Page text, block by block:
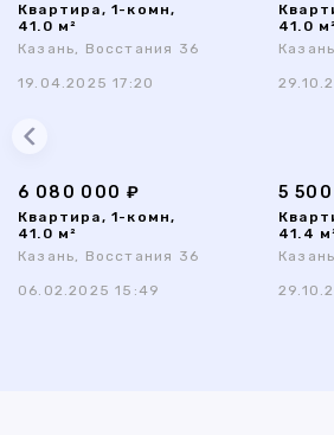
Квартира, 1-комн,
41.0 м²
Казань, Восстания 36
19.04.2025 17:20
41.0
6 080 000 ₽
Квартира, 1-комн,
41.0 м²
Казань, Восстания 36
06.02.2025 15:49
5
41.4